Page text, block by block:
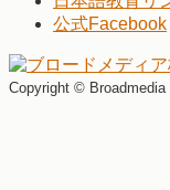
公式Facebook
Copyright © Broadmedia